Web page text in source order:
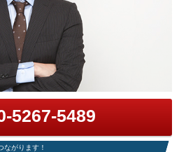
5267-5489
がります！